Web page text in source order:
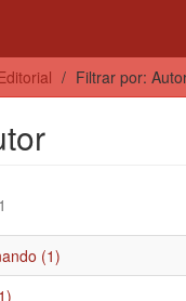
Filtrar por:
(1)